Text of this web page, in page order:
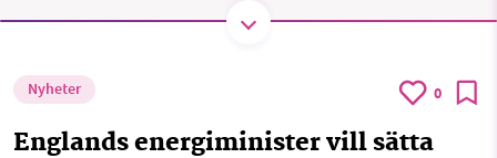
Nyheter 0
Englands energiminister vill sätta
SMB kämpar för en hållbar framtid. Sedan
starten 2010 har vår ideella redaktion drivit